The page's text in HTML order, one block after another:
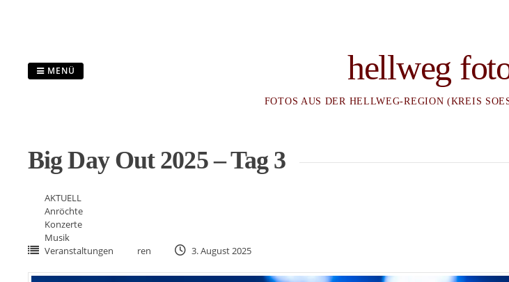
hellweg
FOTOS AUS DER HELLWEG-REGION (KREIS
MENÜ
Big Day Out 2025 – Tag 3
AKTUELL
Anröchte
Konzerte
Musik
Veranstaltungen
ren 3. August 2025